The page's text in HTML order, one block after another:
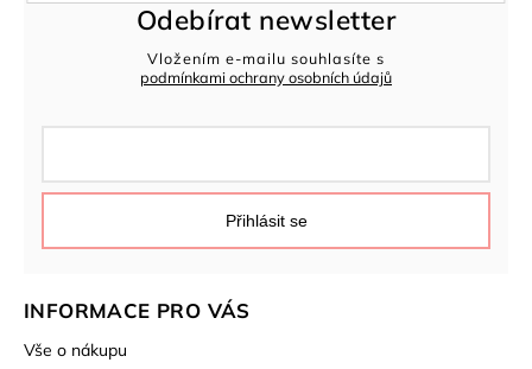
INFORMACE PRO VÁS
Vše o nákupu
Odebírat newsletter
Vložením e-mailu souhlasíte s
podmínkami ochrany osobních údajů
Přihlásit se